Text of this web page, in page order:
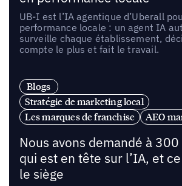
UB-I est l’IA agentique d’Uberall
performance locale : un agent IA
surveille chaque établissement,
compte le plus et fait le travail.
Blogs
Stratégie de marketing local
Les marques de franchise
AEO
Nous avons demandé à
qui est en tête sur l’IA, et
le siège